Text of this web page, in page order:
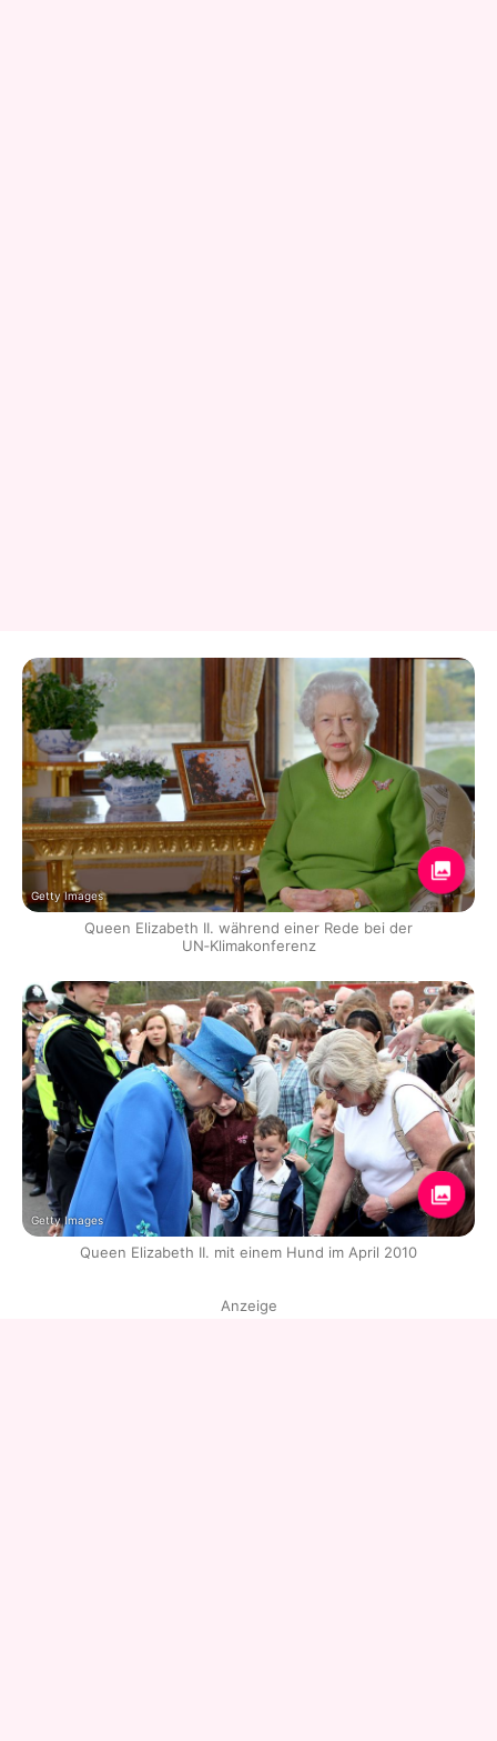
Getty Images
Queen Elizabeth II. während einer Rede bei der
UN‑Klimakonferenz
Getty Images
Queen Elizabeth II. mit einem Hund im April 2010
Anzeige